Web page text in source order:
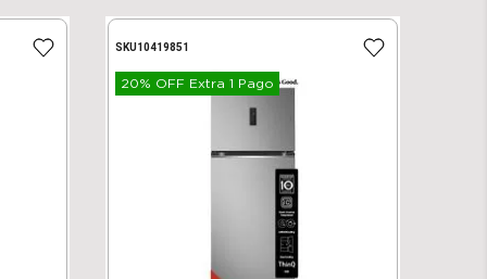
SKU10419851
20% OFF Extra 1 Pago